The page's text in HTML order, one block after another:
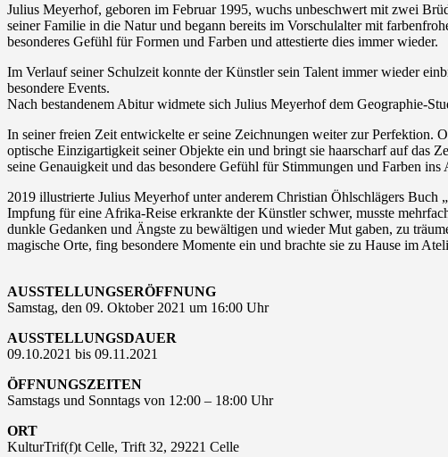
Julius Meyerhof, geboren im Februar 1995, wuchs unbeschwert mit zwei
seiner Familie in die Natur und begann bereits im Vorschulalter mit
besonderes Gefühl für Formen und Farben und attestierte dies immer wieder.
Im Verlauf seiner Schulzeit konnte der Künstler sein Talent immer wieder
besondere Events.
Nach bestandenem Abitur widmete sich Julius Meyerhof dem Geographie-
In seiner freien Zeit entwickelte er seine Zeichnungen weiter zur Perfektion.
optische Einzigartigkeit seiner Objekte ein und bringt sie haarscharf auf
seine Genauigkeit und das besondere Gefühl für Stimmungen und Farben
2019 illustrierte Julius Meyerhof unter anderem Christian Öhlschlägers
Impfung für eine Afrika-Reise erkrankte der Künstler schwer, musste
dunkle Gedanken und Ängste zu bewältigen und wieder Mut gaben, zu
magische Orte, fing besondere Momente ein und brachte sie zu Hause im
AUSSTELLUNGSERÖFFNUNG
Samstag, den 09. Oktober 2021 um 16:00 Uhr
AUSSTELLUNGSDAUER
09.10.2021 bis 09.11.2021
ÖFFNUNGSZEITEN
Samstags und Sonntags von 12:00 – 18:00 Uhr
ORT
KulturTrif(f)t Celle, Trift 32, 29221 Celle